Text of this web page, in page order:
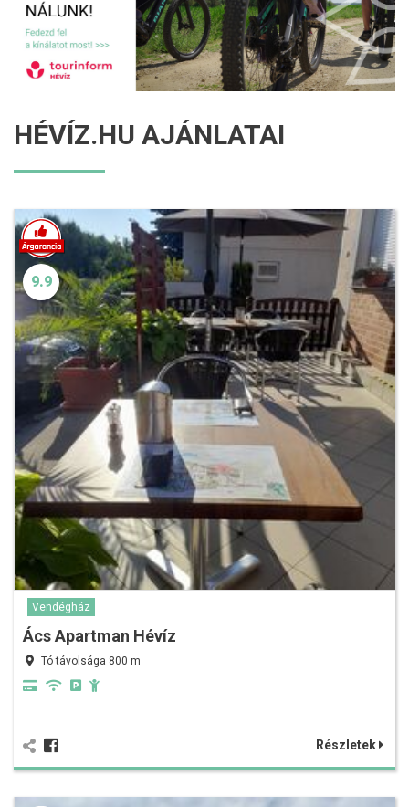
HÉVÍZ.HU AJÁNLATAI
9.9
Vendégház
Ács Apartman Hévíz
Tó távolsága 800 m
Részletek